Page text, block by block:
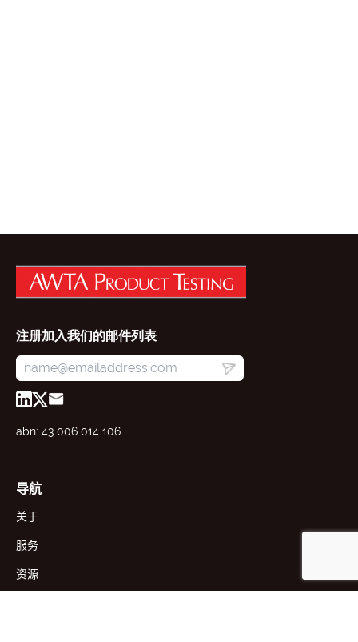
注册加入我们的邮件列表
abn: 43 006 014 106
导航
关于
服务
资源